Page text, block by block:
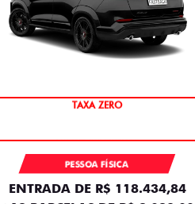
TAXA ZERO
PESSOA FÍSICA
ENTRADA DE R$ 118.434,84